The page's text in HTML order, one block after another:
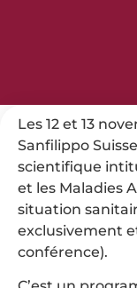
Les 12 et 13
Sanfilippo
scientifique
et les Maladies
situation
exclusivement
conférence).